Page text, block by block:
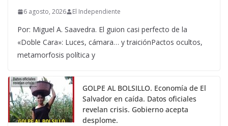
6 agosto, 2026 El Independiente
Por: Miguel A. Saavedra. El guion casi perfecto de la
«Doble Cara»: Luces, cámara… y traiciónPactos ocultos,
metamorfosis política y
GOLPE AL BOLSILLO. Economía de El
Salvador en caída. Datos oficiales
revelan crisis. Gobierno acepta
desplome.